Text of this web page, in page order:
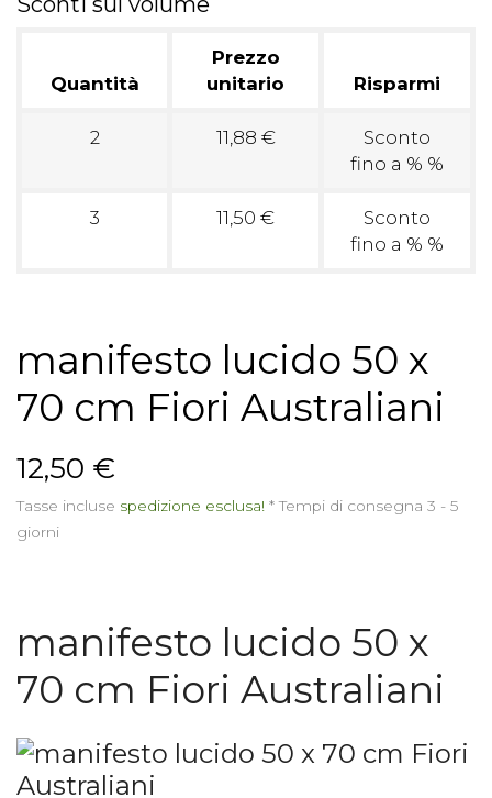
Quantità
Prezzo
unitario
Risparmi
2 11,88 €
Sconto
fino a % %
3 11,50 €
Sconto
fino a % %
manifesto lucido 50 x
70 cm Fiori Australiani
12,50 €
Tasse incluse spedizione esclusa! *Tempi di consegna 3 - 5
giorni
manifesto lucido 50 x
70 cm Fiori Australiani